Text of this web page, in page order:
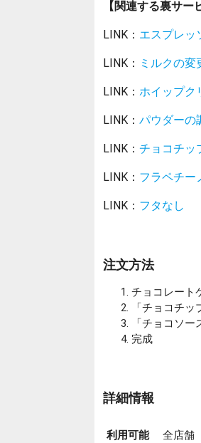
【関連する裏サー
LINK： エスプレッ
LINK： ミルクの
LINK： ホイップク
LINK： パウダーの
LINK： チョコチッ
LINK： フラペチー
LINK： フタなし
注文方法
チョコレート
「チョコチ
「チョコソ
完成
詳細情報
利用可能 全店舗